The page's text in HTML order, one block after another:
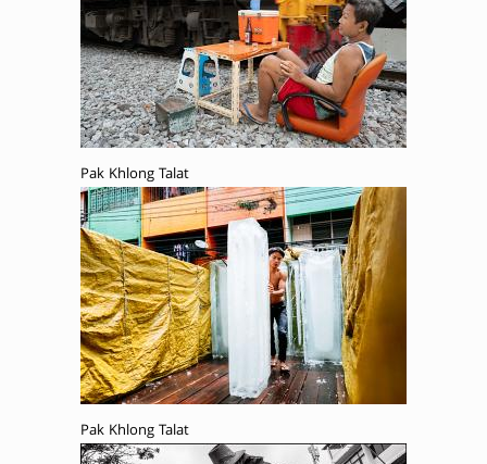
Pak Khlong Talat
Pak Khlong Talat